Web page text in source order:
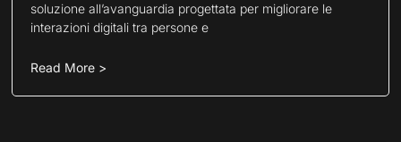
soluzione all’avanguardia progettata per migliorare le
interazioni digitali tra persone e
Read More >